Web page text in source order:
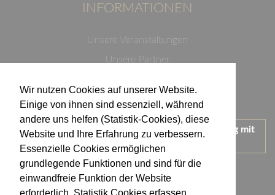
Wir nutzen Cookies auf unserer Website.
Einige von ihnen sind essenziell, während
andere uns helfen (Statistik-Cookies), diese
Website und Ihre Erfahrung zu verbessern.
Essenzielle Cookies ermöglichen
grundlegende Funktionen und sind für die
einwandfreie Funktion der Website
INFORMATIONEN
Unsere Veranstaltungen
Unsere Partner
Impressum
Wir treten für einen verantwortungsvollen Umgang mit
Alkohol ein.
KONTAKT